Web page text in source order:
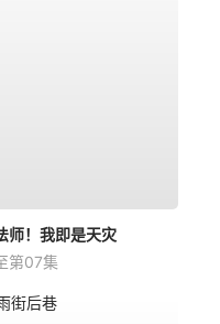
师！我即是天灾
第07集